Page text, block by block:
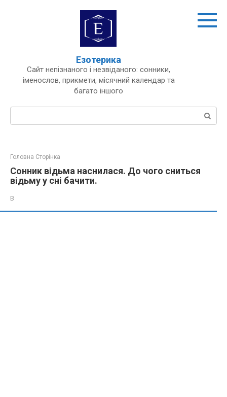
Езотерика
Сайт непізнаного і незвіданого: сонники,
іменослов, прикмети, місячний календар та
багато іншого
Пошук:
Головна Сторінка
Сонник відьма наснилася. До чого сниться
відьму у сні бачити.
В